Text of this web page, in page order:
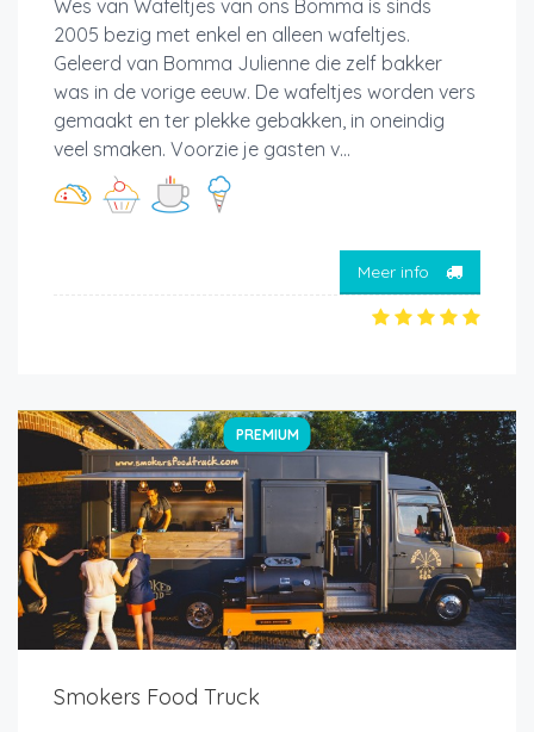
Wes van Wafeltjes van ons Bomma is sinds
2005 bezig met enkel en alleen wafeltjes.
Geleerd van Bomma Julienne die zelf bakker
was in de vorige eeuw. De wafeltjes worden vers
gemaakt en ter plekke gebakken, in oneindig
veel smaken. Voorzie je gasten v...
Meer info
PREMIUM
Smokers Food Truck